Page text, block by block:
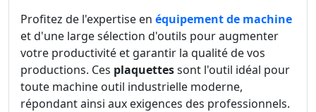
Profitez de l'expertise en équipement de machine
et d'une large sélection d'outils pour augmenter
votre productivité et garantir la qualité de vos
productions. Ces plaquettessont l'outil idéal pour
toute machine outil industrielle moderne,
répondant ainsi aux exigences des professionnels.